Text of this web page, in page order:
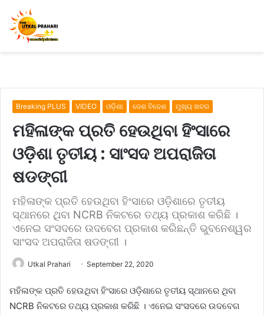
Breaking PLUS VIDEO ଓଡ଼ିଶା ଦେଶ ବିଦେଶ ମୁଖ୍ୟ ଖବର
ମହିଳାଙ୍କ ପ୍ରତି ହେଉଥିବା ହିଂସାରେ
ଓଡ଼ିଶା ତୃତୀୟ : ସାଂସଦ ଅପରାଜିତା
ଷଡଙ୍ଗୀ
ମହିଳାଙ୍କ ପ୍ରତି ହେଉଥିବା ହିଂସାରେ ଓଡ଼ିଶାରେ ତୃତୀୟ
ସ୍ଥାନରେ ଥିବା NCRB ନିକଟରେ ତଥ୍ୟ ପ୍ରକାଶ କରିଛି ।
ଏନେଇ ସଂସଦରେ ଉଦବେଗ ପ୍ରକାଶ କରିଛନ୍ତି ଭୁବନେଶ୍ୱର
ସାଂସଦ ଅପରାଜିତା ଷଡଙ୍ଗୀ ।
Utkal Prahari September 22, 2020
ମହିଳାଙ୍କ ପ୍ରତି ହେଉଥିବା ହିଂସାରେ ଓଡ଼ିଶାରେ ତୃତୀୟ ସ୍ଥାନରେ ଥିବା
NCRB ନିକଟରେ ତଥ୍ୟ ପ୍ରକାଶ କରିଛି । ଏନେଇ ସଂସଦରେ ଉଦବେଗ